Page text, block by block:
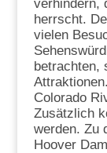
verhindern,
herrscht.
vielen
betrachten,
Colorado
Zusätzlich
werden. Zu
Hoover